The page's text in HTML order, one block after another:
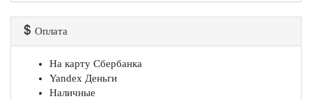
Оплата
На карту Сбербанка
Yandex Деньги
Наличные